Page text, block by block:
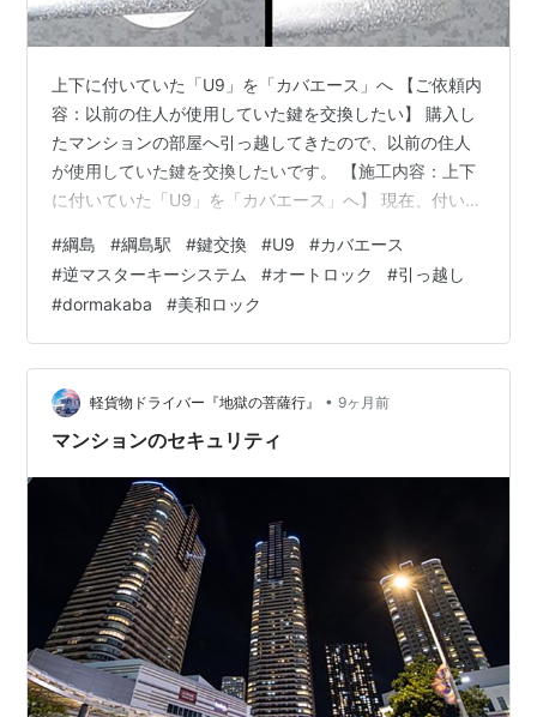
上下に付いていた「U9」を「カバエース」へ 【ご依頼内
容：以前の住人が使用していた鍵を交換したい】 購入し
たマンションの部屋へ引っ越してきたので、以前の住人
が使用していた鍵を交換したいです。 【施工内容：上下
に付いていた「U9」を「カバエース」へ】 現在、付いて
そして下側がBH錠前であり、シリンダーは両方ともギザ
ギザキーの「U9」でした。 なお、こちらのキーでエント
ランスのオートロック等の共用部も、開けられるように
なっております。 お客様は、「共用部とは別になっても
構わないので、ディンプルキータイプの鍵にしたい」と
のご希望でした。 新しい鍵…
#綱島 #綱島駅 #鍵交換 #U9 #カバエース
#逆マスターキーシステム #オートロック #引っ越し
#dormakaba #美和ロック
軽貨物ドライバー『地獄の菩薩行』 • 9ヶ月前
マンションのセキュリティ